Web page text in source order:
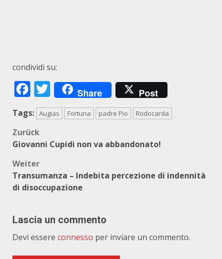
condividi su:
Facebook
Twitter
Share Post
Tags: Augias Fortuna padre Pio Rodocarda
Beitragsnavigation
Zurück
Giovanni Cupidi non va abbandonato!
Weiter
Transumanza – Indebita percezione di indennità
di disoccupazione
Lascia un commento
Devi essere connesso per inviare un commento.